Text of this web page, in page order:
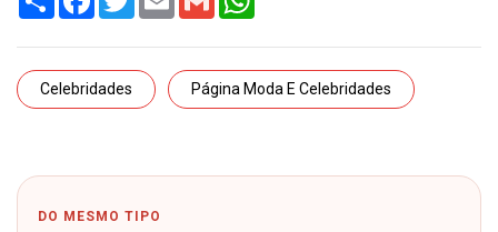
Celebridades Página Moda E Celebridades
DO MESMO TIPO